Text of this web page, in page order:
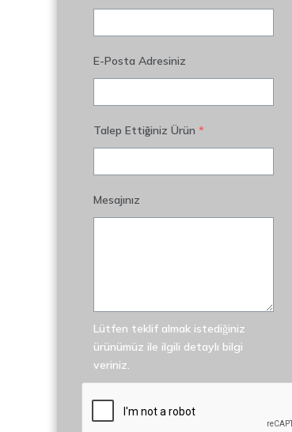
t
E-Posta Adresiniz
Talep Ettiğiniz Ürün *
Mesajınız
Lütfen teklif almak istediğiniz
ürünümüz ile ilgili detaylı bilgi
veriniz.